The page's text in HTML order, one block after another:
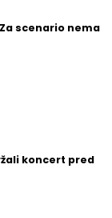
Za scenario nema
koncert pred